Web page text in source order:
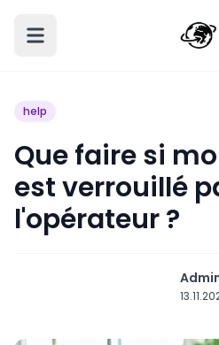
help
Que faire si
est verrouillé
l'opérateur ?